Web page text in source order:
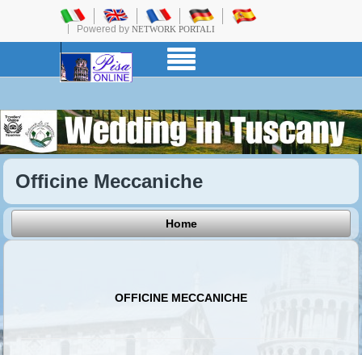
Powered by NETWORK PORTALI
Officine Meccaniche
Home
OFFICINE MECCANICHE